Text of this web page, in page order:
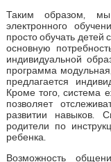
Таким образом, мы
электронного
просто обучать
основную
индивидуальной
программа
предлагается
Кроме того, система
позволяет
развитии навыков.
родители по
ребенка.
Возможность